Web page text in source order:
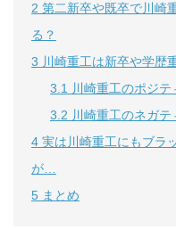
2 第二新卒や既卒で川崎
る？
3 川崎重工は新卒や学歴
3.1
川崎重工のポジテ
3.2 川崎重工のネガテ
4 実は川崎重工にもブラ
が…
5 まとめ